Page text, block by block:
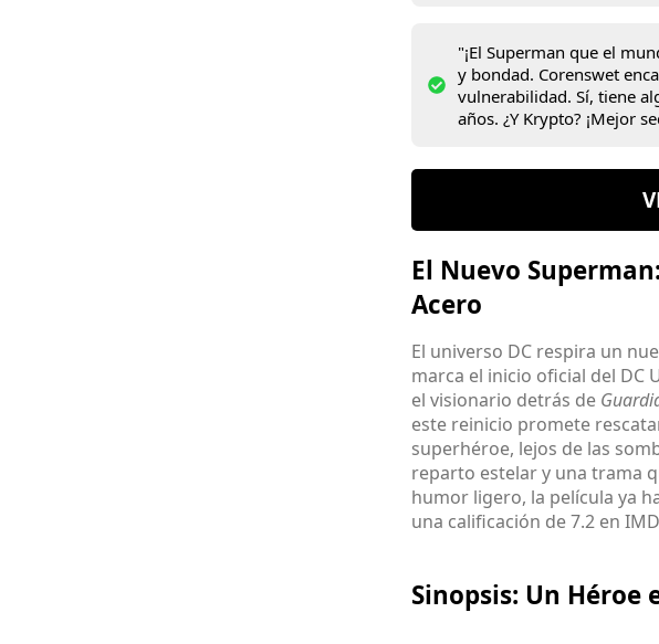
"¡El Superman que el
y bondad. Corenswet
vulnerabilidad. Sí, tiene
años. ¿Y Krypto? ¡Mejor
El Nuevo
Acero
El universo DC respira un
marca el inicio oficial del DC
el visionario detrás de
este reinicio promete
superhéroe, lejos de las
reparto estelar y una trama
humor ligero, la película ya
una calificación de 7.2 en
Sinopsis: Un Héroe